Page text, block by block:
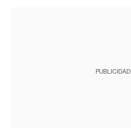
PUBLICIDAD